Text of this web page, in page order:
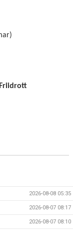
2026-08-08 05:35
2026-08-07 08:17
2026-08-07 08:10